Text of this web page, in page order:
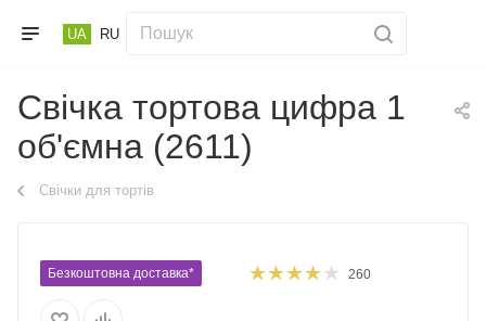
UA RU
Свічка тортова цифра 1
об'ємна (2611)
Свічки для тортів
Безкоштовна доставка* 260